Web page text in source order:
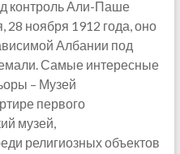
контроль Али-Паше
28 ноября 1912 года, оно
Албании под
Самые интересные
– Музей
первого
музей,
религиозных объектов